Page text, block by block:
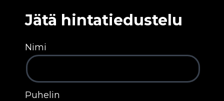
Jätä hintatiedustelu
Nimi
Puhelin